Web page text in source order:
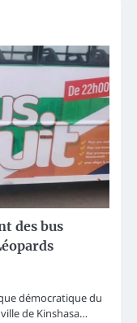
des bus
démocratique du
de Kinshasa…